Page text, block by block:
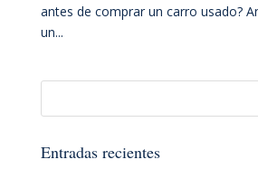
antes de comprar un carro usado?
un...
Entradas recientes